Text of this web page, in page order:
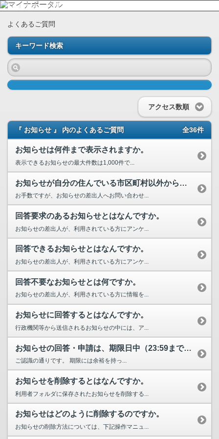
よくあるご質問
キーワード検索
アクセス数順
『 お知らせ 』 内のよくあるご質問 全36件
お知らせは何件まで表示されますか。
表示できるお知らせの最大件数は1,000件で...
お知らせが自分の住んでいる市区町村以外から送られて来ました。なぜですか。
お手数ですが、お知らせの差出人へお問い合わせ...
回答要求のあるお知らせとはなんですか。
お知らせの差出人が、利用されている方にアンケ...
回答できるお知らせとはなんですか。
お知らせの差出人が、利用されている方にアンケ...
回答不要なお知らせとは何ですか。
お知らせの差出人が、利用されている方に情報を...
お知らせに回答するとはなんですか。
行政機関等から送信されるお知らせの中には、ア...
お知らせの回答・申請は、期限日中（23:59まで）であれば可能ですか。
ご認識の通りです。 期限には余裕を持っ...
お知らせを削除するとはなんですか。
利用者フォルダに保存されたお知らせを削除する...
お知らせはどのように削除するのですか。
お知らせの削除方法については、下記操作マニュ...